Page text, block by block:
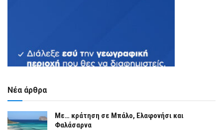
Νέα άρθρα
Με… κράτηση σε Μπάλο, Ελαφονήσι και
Φαλάσαρνα